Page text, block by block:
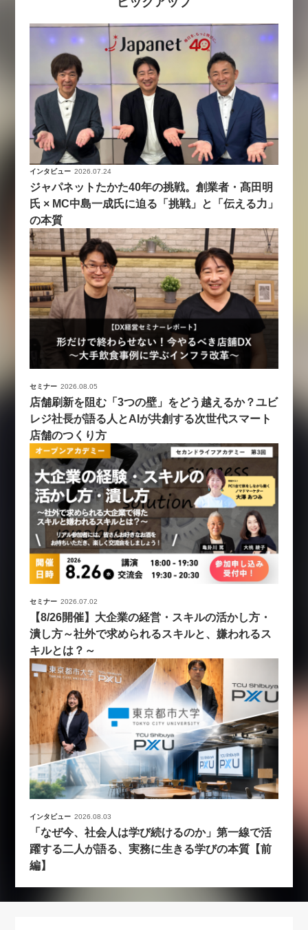
インタビュー 2026.07.24
ジャパネットたかた40年の挑戦。創業者・髙田明
氏 × MC中島一成氏に迫る「挑戦」と「伝える力」
の本質
セミナー 2026.08.05
店舗刷新を阻む「3つの壁」をどう越えるか？ユビ
レジ社長が語る人とAIが共創する次世代スマート
店舗のつくり方
セミナー 2026.07.02
【8/26開催】大企業の経営・スキルの活かし方・
潰し方～社外で求められるスキルと、嫌われるス
キルとは？～
インタビュー 2026.08.03
「なぜ今、社会人は学び続けるのか」第一線で活
躍する二人が語る、実務に生きる学びの本質【前
編】